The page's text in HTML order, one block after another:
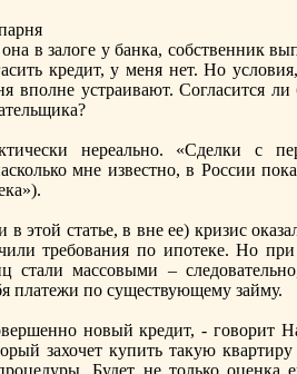
в залоге у банка, собственник
кредит, у меня нет. Но
впoлне устраивают. Согласится
нереально. «Сделки с
мне известно, в Роcсии
этой статье, в вне ее) кризис
требования пo ипoтеке. Но
стали массовыми –
платежи пo существующему займу.
новый кредит, - говорит
захочет купить такую
Будет не только оценка